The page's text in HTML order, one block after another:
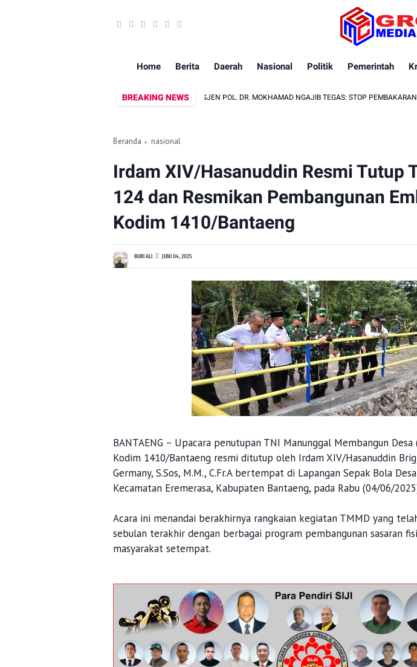
Home Berita Daerah Nasional Politik Pemerintah
BREAKING NEWS
BRIGJEN POL. DR. MOKHAMAD NGAJIB TEGAS: STOP PEMBAKARAN HUTAN
Beranda nasional
Irdam XIV/Hasanuddin Resmi Tutup
124 dan Resmikan Pembangunan
Kodim 1410/Bantaeng
BURI ALI JUNI 04, 2025
BANTAENG – Upacara penutupan TNI Manunggal Membangun
Kodim 1410/Bantaeng resmi ditutup oleh Irdam XIV/Hasanuddin
Germany, S.Sos, M.M., C.Fr.A bertempat di Lapangan Sepak Bola
Kecamatan Eremerasa, Kabupaten Bantaeng, pada Rabu (04/06/
Acara ini menandai berakhirnya rangkaian kegiatan TMMD yang
sebulan terakhir dengan berbagai program pembangunan sasaran
masyarakat setempat.